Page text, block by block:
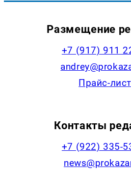
Размещение
+7 (917) 911
Прайс-лист
Контакты
+7 (922) 335-